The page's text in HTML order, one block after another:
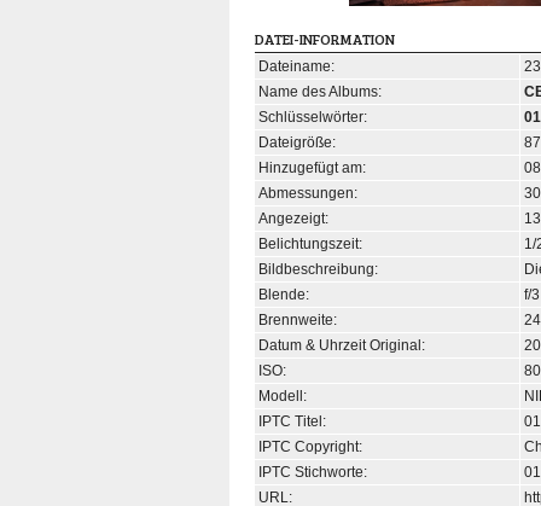
DATEI-INFORMATION
Dateiname:
Name des Albums:
Schlüsselwörter:
Dateigröße:
Hinzugefügt am:
Abmessungen:
Angezeigt:
Belichtungszeit:
1/
Bildbeschreibung:
Blende:
f/
Brennweite:
Datum & Uhrzeit Original:
ISO:
Modell:
IPTC Titel:
IPTC Copyright:
IPTC Stichworte:
URL: